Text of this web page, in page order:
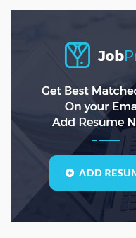
asda(0)
asdad(0)
asdasdas(0)
asdasdasd(0)
bauleiter(0)
bhubaneswar
Blogs
call center